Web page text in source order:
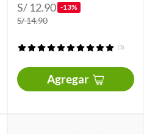
S/ 12.90 -13%
S/ 14.90
(3)
Agregar